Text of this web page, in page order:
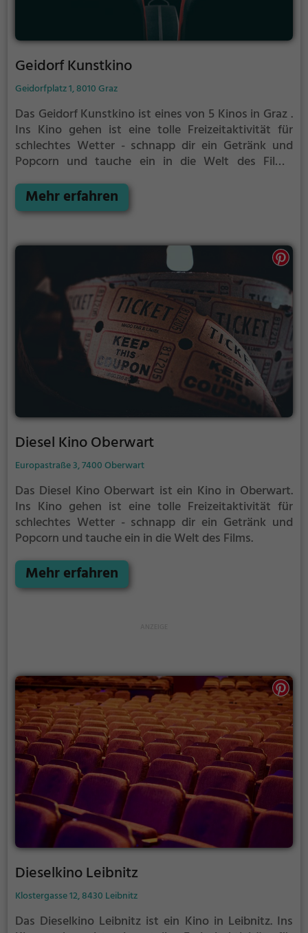
Geidorf Kunstkino
Geidorfplatz 1, 8010 Graz
Das Geidorf Kunstkino ist eines von 5 Kinos in Graz .
Ins Kino gehen ist eine tolle Freizeitaktivität für
schlechtes Wetter - schnapp dir ein Getränk und
Popcorn und tauche ein in die Welt des Films.
Öffnungszeiten, sowie Tickets findest du auf der
Website.
Mehr erfahren
Diesel Kino Oberwart
Europastraße 3, 7400 Oberwart
Das Diesel Kino Oberwart ist ein Kino in Oberwart.
Ins Kino gehen ist eine tolle Freizeitaktivität für
schlechtes Wetter - schnapp dir ein Getränk und
Popcorn und tauche ein in die Welt des Films.
Mehr erfahren
Dieselkino Leibnitz
Klostergasse 12, 8430 Leibnitz
Das Dieselkino Leibnitz ist ein Kino in Leibnitz. Ins